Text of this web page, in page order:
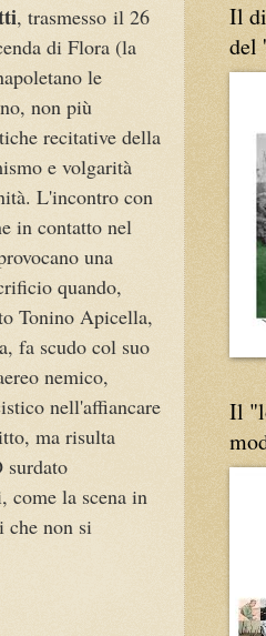
, trasmesso il 26
di Flora (la
le
non più
recitative della
e volgarità
L'incontro con
in contatto nel
una
quando,
Tonino Apicella,
fa scudo col suo
nemico,
nell'affiancare
ma risulta
surdato
come la scena in
che non si
Il
del
Il